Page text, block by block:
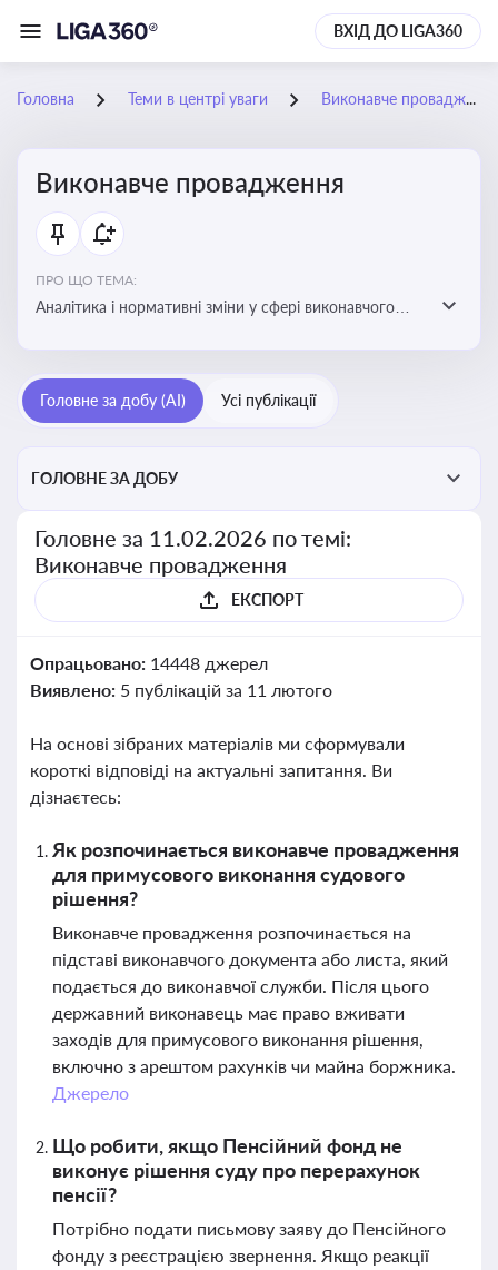
ВХІД ДО LIGA360
Головна Теми в центрі уваги Виконавче провадження
Виконавче провадження
ПРО ЩО ТЕМА:
Аналітика і нормативні зміни у сфері виконавчого
завершенню проваджень, діяльності державних і
приватних виконавців
Головне за добу (AI) Усі публікації
ГОЛОВНЕ ЗА ДОБУ
Головне за 11.02.2026 по темі:
Виконавче провадження
ЕКСПОРТ
Опрацьовано: 14448 джерел
Виявлено: 5 публікацій за 11 лютого
На основі зібраних матеріалів ми сформували
короткі відповіді на актуальні запитання. Ви
дізнаєтесь:
Як розпочинається виконавче провадження
для примусового виконання судового
рішення?
Виконавче провадження розпочинається на
підставі виконавчого документа або листа, який
подається до виконавчої служби. Після цього
державний виконавець має право вживати
заходів для примусового виконання рішення,
включно з арештом рахунків чи майна боржника.
Джерело
Що робити, якщо Пенсійний фонд не
виконує рішення суду про перерахунок
пенсії?
Потрібно подати письмову заяву до Пенсійного
фонду з реєстрацією звернення. Якщо реакції